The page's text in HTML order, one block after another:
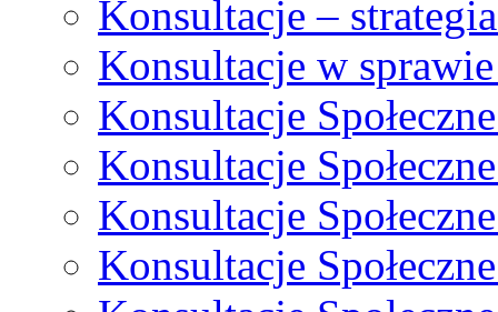
Konsultacje –
Konsultacje w
Konsultacje
Konsultacje
Konsultacje
Konsultacje